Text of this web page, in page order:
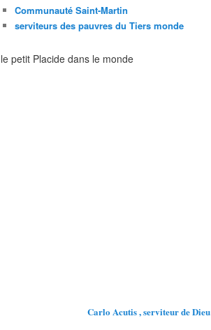
Communauté Saint-Martin
serviteurs des pauvres du Tiers monde
le petit Placide dans le monde
Carlo Acutis , serviteur de Dieu